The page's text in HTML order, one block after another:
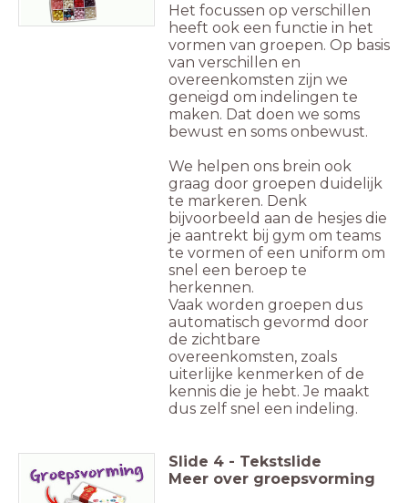
Het focussen op verschillen
heeft ook een functie in het
vormen van groepen. Op basis
van verschillen en
overeenkomsten zijn we
geneigd om indelingen te
maken. Dat doen we soms
bewust en soms onbewust.
We helpen ons brein ook
graag door groepen duidelijk
te markeren. Denk
bijvoorbeeld aan de hesjes die
je aantrekt bij gym om teams
te vormen of een uniform om
snel een beroep te
herkennen.
Vaak worden groepen dus
automatisch gevormd door
de zichtbare
overeenkomsten, zoals
uiterlijke kenmerken of de
kennis die je hebt. Je maakt
dus zelf snel een indeling.
Slide 4 - Tekstslide
Meer over groepsvorming